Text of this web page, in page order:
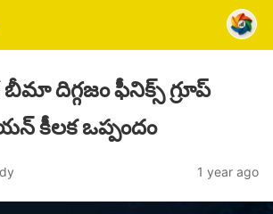
దిగ్గజం ఫీనిక్స్ గ్రూప్‌
కీలక ఒప్పందం
1 year ago